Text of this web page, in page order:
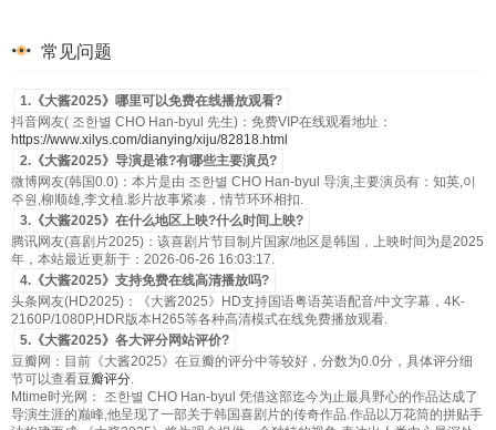
常见问题
1.《大酱2025》哪里可以免费在线播放观看?
抖音网友( 조한별 CHO Han-byul 先生)：免费VIP在线观看地址：
https://www.xilys.com/dianying/xiju/82818.html
2.《大酱2025》导演是谁?有哪些主要演员?
微博网友(韩国0.0)：本片是由 조한별 CHO Han-byul 导演,主要演员有：知英,이
주원,柳顺雄,李文植.影片故事紧凑，情节环环相扣.
3.《大酱2025》在什么地区上映?什么时间上映?
腾讯网友(喜剧片2025)：该喜剧片节目制片国家/地区是韩国，上映时间为是2025
年，本站最近更新于：2026-06-26 16:03:17.
4.《大酱2025》支持免费在线高清播放吗?
头条网友(HD2025)：《大酱2025》HD支持国语粤语英语配音/中文字幕，4K-
2160P/1080P,HDR版本H265等各种高清模式在线免费播放观看.
5.《大酱2025》各大评分网站评价?
豆瓣网：目前《大酱2025》在豆瓣的评分中等较好，分数为0.0分，具体评分细
节可以查看豆瓣评分.
Mtime时光网： 조한별 CHO Han-byul 凭借这部迄今为止最具野心的作品达成了
导演生涯的巅峰,他呈现了一部关于韩国喜剧片的传奇作品.作品以万花筒的拼贴手